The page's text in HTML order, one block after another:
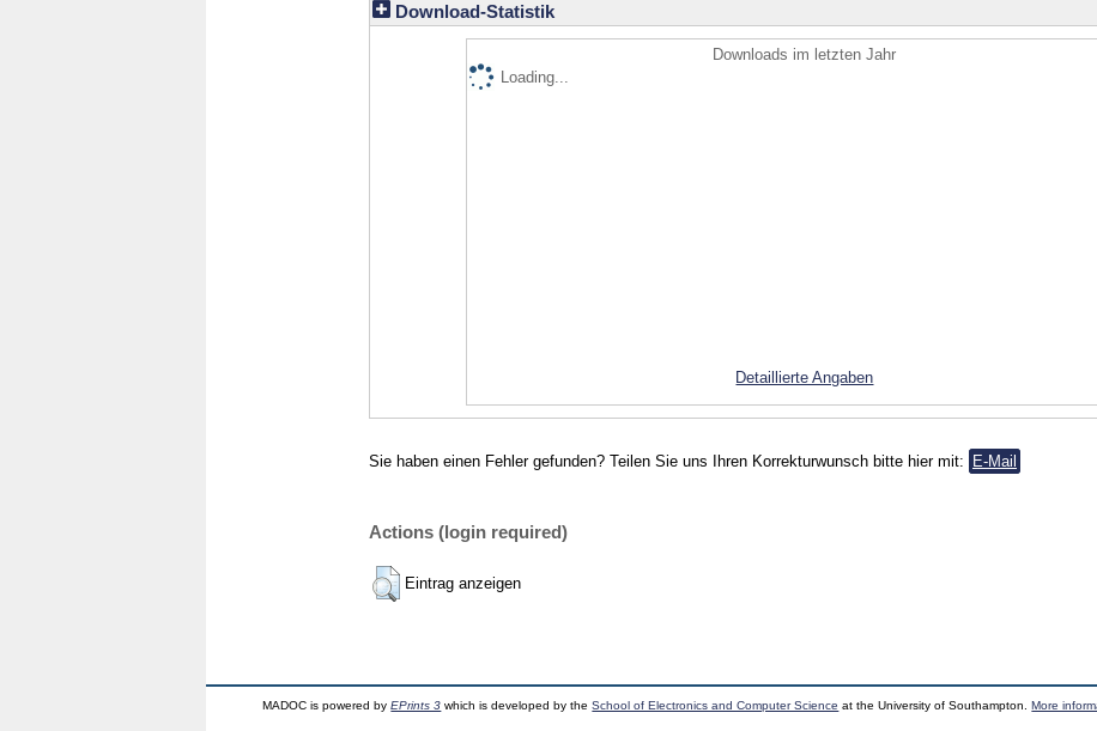
Download-Statistik
Downloads im letzten Jahr
Loading...
Detaillierte Angaben
Sie haben einen Fehler gefunden? Teilen Sie uns Ihren Korrekturwunsch bitte hier mit: E-Mail
Actions (login required)
Eintrag anzeigen
MADOC is powered byEPrints 3 which is developed by theSchool of Electronics and Computer Science at the University of Southampton.More